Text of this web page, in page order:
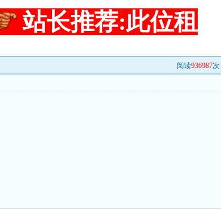
站长推荐:此位租
阅读936987次 |